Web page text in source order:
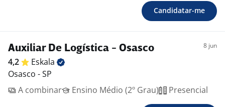
Candidatar-me
Auxiliar De Logística - Osasco 8 jun
4,2
Eskala
Osasco - SP
A combinar
Ensino Médio (2º Grau) Presencial